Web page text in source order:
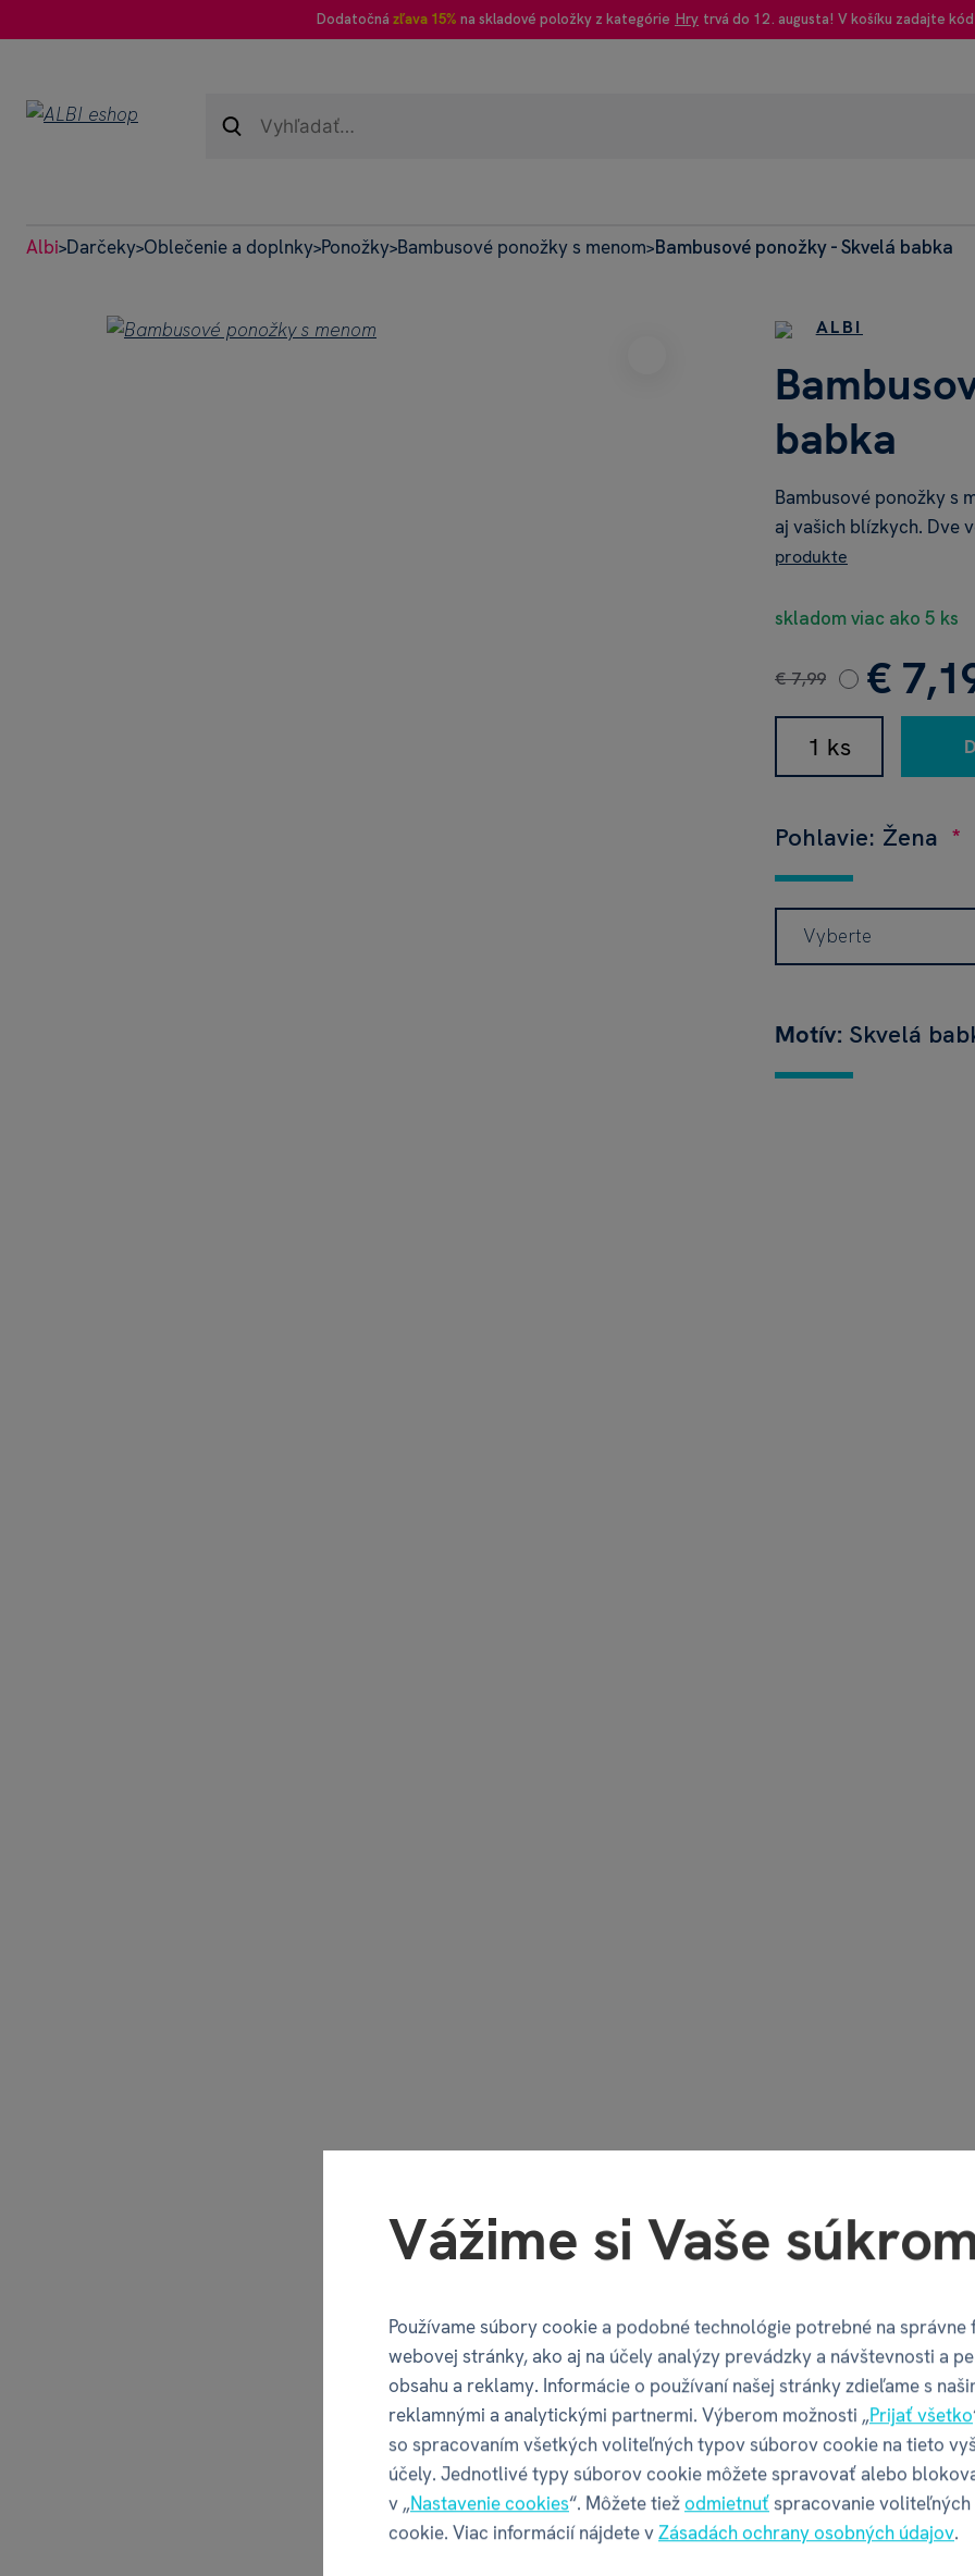
Dodatočná zľava 15% na skladové položky z kategórie Hry trvá do 12. augusta! V košíku zadajte
95%
Albi>Darčeky>Oblečenie a doplnky>Ponožky>Bambusové ponožky s menom>Bambusové ponožky - Skvelá babka
ALBI
babka
Bambusové ponožky s
aj vašich blízkych. Dve
produkte
skladom viac ako 5 ks
€ 7,99 €
Pohlavie: Žena
Vyberte
Motív: Skvelá
Vážime si Vaše
Používame súbory cookie a podobné technológie potrebné na správne
webovej stránky, ako aj na účely analýzy prevádzky a návštevnosti a
obsahu a reklamy. Informácie o používaní našej stránky zdieľame s
reklamnými a analytickými partnermi. Výberom možnosti „Prijať všetko
so spracovaním všetkých voliteľných typov súborov cookie na tieto
účely. Jednotlivé typy súborov cookie môžete spravovať alebo
v „Nastavenie cookies“. Môžete tiežodmietnuťspracovanie
cookie. Viac informácií nájdete vZásadách ochrany osobných údajov.